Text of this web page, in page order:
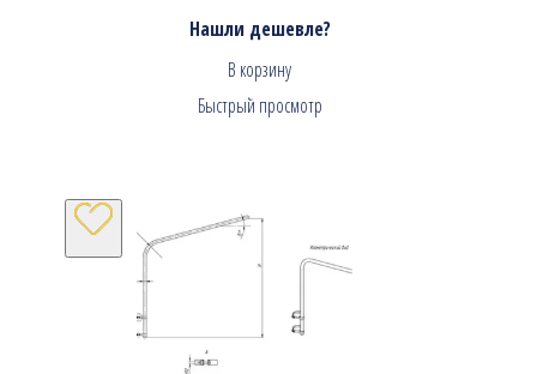
Нашли дешевле?
В корзину
Быстрый просмотр